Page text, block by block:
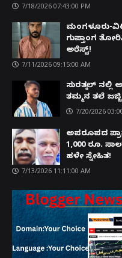
7/18/2026 07:43:00 PM
ಮಂಗಳೂರು-
ಗುಪ್ತಾಂಗ
ಅರೆಸ್ಟ್!
7/11/2026 09:15:00 AM
ಸುರತ್ಕಲ್ ನಲ್ಲಿ
ತಮ್ಮನ ತಲೆ
7/20/2026
ಅಪರೂಪದ
1,000 ರೂ.
ಹಳೇ ಸ್ನೇಹಿತ!
7/13/2026 11:11:00 AM